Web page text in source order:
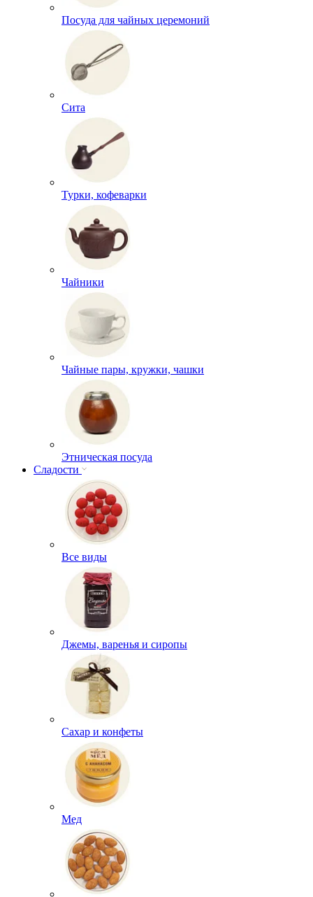
Посуда для чайных церемоний
Сита
Турки, кофеварки
Чайники
Чайные пары, кружки, чашки
Этническая посуда
Сладости
Все виды
Джемы, варенья и сиропы
Сахар и конфеты
Мед